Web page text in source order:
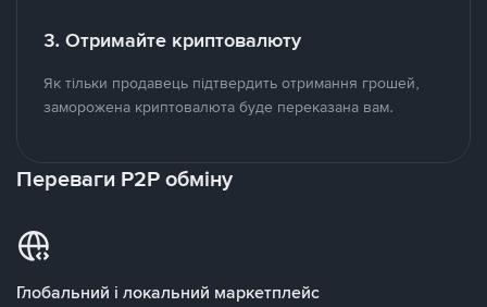
3. Отримайте криптовалюту
Як тільки продавець підтвердить отримання грошей,
заморожена криптовалюта буде переказана вам.
Переваги P2P обміну
Глобальний і локальний маркетплейс